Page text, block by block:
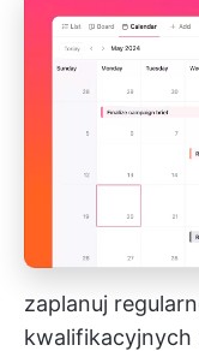
zaplanuj
kwalifikacyjnych